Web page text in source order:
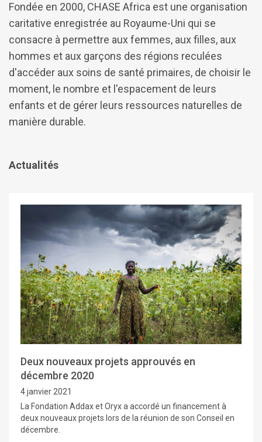
Fondée en 2000, CHASE Africa est une organisation
caritative enregistrée au Royaume-Uni qui se
consacre à permettre aux femmes, aux filles, aux
hommes et aux garçons des régions reculées
d'accéder aux soins de santé primaires, de choisir le
moment, le nombre et l'espacement de leurs
enfants et de gérer leurs ressources naturelles de
manière durable.
Actualités
Deux nouveaux projets approuvés en
décembre 2020
4 janvier 2021
La Fondation Addax et Oryx a accordé un financement à
deux nouveaux projets lors de la réunion de son Conseil en
décembre.